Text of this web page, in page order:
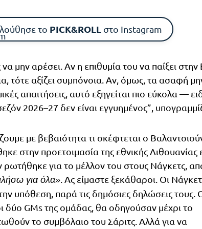
το PICK&ROLL στο Instagram
μην αρέσει. Αν η επιθυμία του να παίξει
τότε αξίζει συμπόνοια. Αν, όμως, τα ασαφή
απαιτήσεις, αυτό εξηγείται πιο εύκολα —
2026–27 δεν είναι εγγυημένος”,
με βεβαιότητα τι σκέφτεται ο
στην προετοιμασία της εθνικής Λιθουανίας
ρωτήθηκε για το μέλλον του στους Νάγκετς,
για όλα». Ας είμαστε ξεκάθαροι. Οι
υπόθεση, παρά τις δημόσιες δηλώσεις τους.
δύο GMs της ομάδας, θα οδηγούσαν μέχρι το
το συμβόλαιο του Σάριτς. Αλλά για να